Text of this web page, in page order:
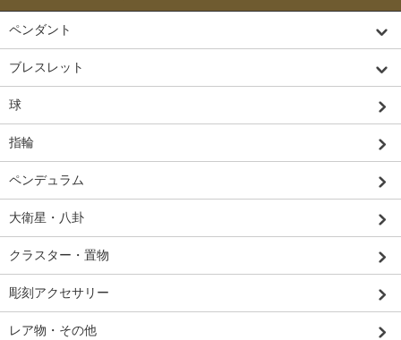
ペンダント
ブレスレット
球
指輪
ペンデュラム
大衛星・八卦
クラスター・置物
彫刻アクセサリー
レア物・その他